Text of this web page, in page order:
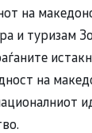
на
и туризам
на